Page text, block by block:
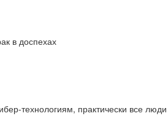
технологиям, практически все